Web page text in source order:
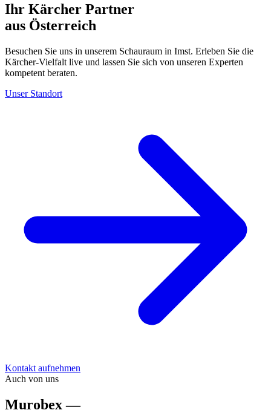
Ihr Kärcher Partner
aus Österreich
Besuchen Sie uns in unserem Schauraum in Imst. Erleben Sie die
Kärcher-Vielfalt live und lassen Sie sich von unseren Experten
kompetent beraten.
Unser Standort
Kontakt aufnehmen
Auch von uns
Murobex —